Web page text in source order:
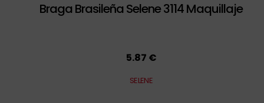
Braga Brasileña Selene 3114 Maquillaje
5.87 €
SELENE